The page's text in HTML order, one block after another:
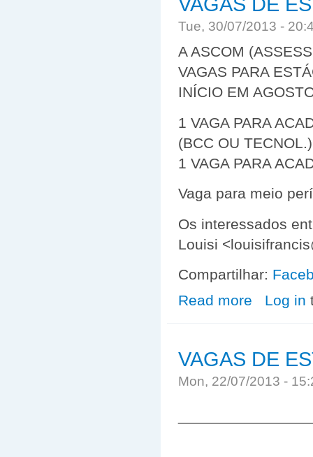
Tue, 30/07/2013 -
A ASCOM
VAGAS PARA
INÍCIO EM
1 VAGA PARA
(BCC OU TECNOL.)
1 VAGA PARA
Vaga para meio
Os interessados
Louisi
Compartilhar:
Read more about VAGAS
Log in
VAGAS DE
Mon, 22/07/2013 -